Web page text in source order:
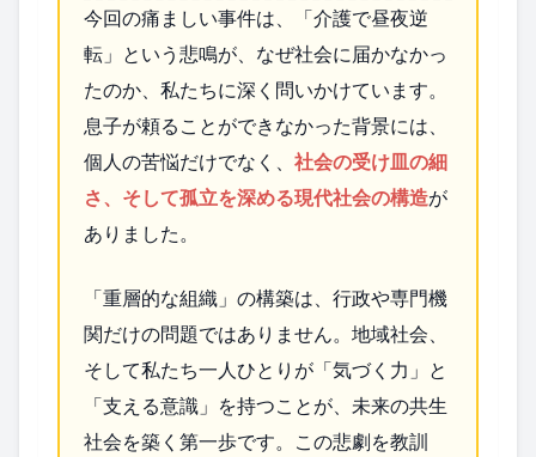
今回の痛ましい事件は、「介護で昼夜逆
転」という悲鳴が、なぜ社会に届かなかっ
たのか、私たちに深く問いかけています。
息子が頼ることができなかった背景には、
個人の苦悩だけでなく、 社会の受け皿の細
さ、そして孤立を深める現代社会の構造が
ありました。
「重層的な組織」の構築は、行政や専門機
関だけの問題ではありません。地域社会、
そして私たち一人ひとりが「気づく力」と
「支える意識」を持つことが、未来の共生
社会を築く第一歩です。この悲劇を教訓